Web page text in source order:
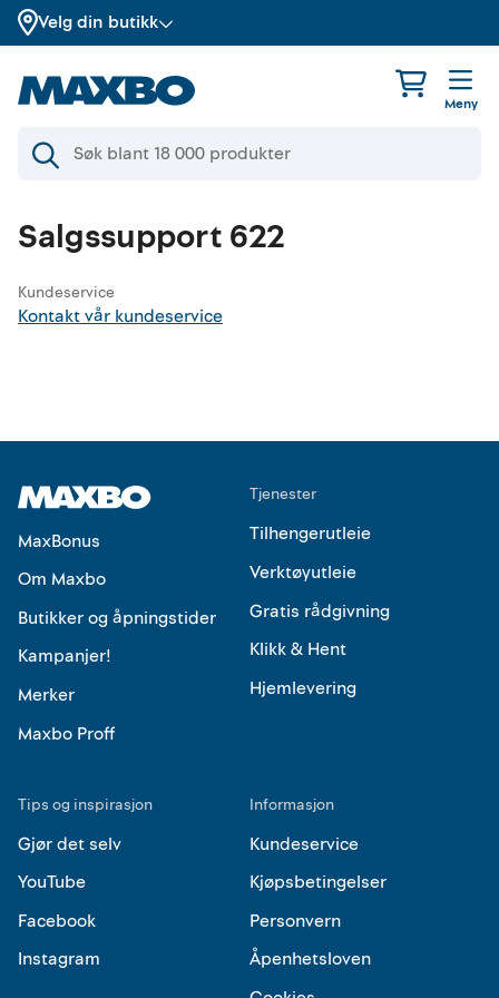
Velg din butikk
Meny
Salgssupport 622
Kundeservice
Kontakt vår kundeservice
MaxBonus
Om Maxbo
Butikker og åpningstider
Kampanjer!
Merker
Maxbo Proff
Tjenester
Tilhengerutleie
Verktøyutleie
Gratis rådgivning
Klikk & Hent
Hjemlevering
Tips og inspirasjon
Gjør det selv
YouTube
Facebook
Instagram
Informasjon
Kundeservice
Kjøpsbetingelser
Personvern
Åpenhetsloven